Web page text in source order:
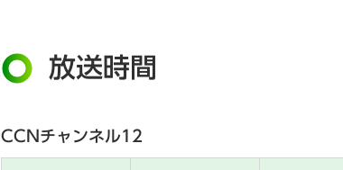
放送時間
CCNチャンネル12